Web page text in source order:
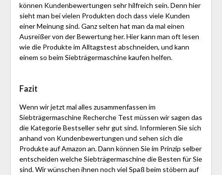
können Kundenbewertungen sehr hilfreich sein. Denn hier
sieht man bei vielen Produkten doch dass viele Kunden
einer Meinung sind. Ganz selten hat man da mal einen
Ausreißer von der Bewertung her. Hier kann man oft lesen
wie die Produkte im Alltagstest abschneiden, und kann
einem so beim Siebträgermaschine kaufen helfen.
Fazit
Wenn wir jetzt mal alles zusammenfassen im
Siebträgermaschine Recherche Test müssen wir sagen das
die Kategorie Bestseller sehr gut sind. Informieren Sie sich
anhand von Kundenbewertungen und sehen sich die
Produkte auf Amazon an. Dann können Sie im Prinzip selber
entscheiden welche Siebträgermaschine die Besten für Sie
sind. Wir wünschen ihnen noch viel Spaß beim stöbern auf